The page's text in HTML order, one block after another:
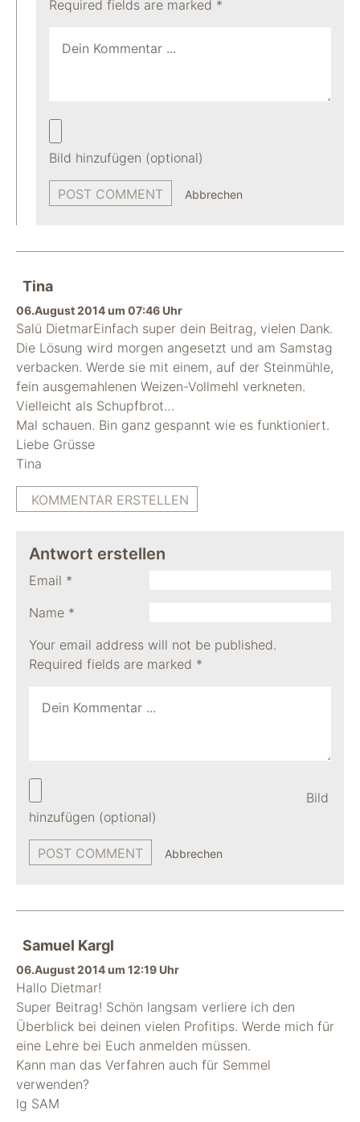
Required fields are marked *
Bild hinzufügen (optional)
Abbrechen
Tina
06.August 2014 um 07:46 Uhr
Salü DietmarEinfach super dein Beitrag, vielen Dank.
Die Lösung wird morgen angesetzt und am Samstag
verbacken. Werde sie mit einem, auf der Steinmühle,
fein ausgemahlenen Weizen-Vollmehl verkneten.
Vielleicht als Schupfbrot…
Mal schauen. Bin ganz gespannt wie es funktioniert.
Liebe Grüsse
Tina
KOMMENTAR ERSTELLEN
Antwort erstellen
Your email address will not be published.
Required fields are marked *
Name *
Email *
Bild
hinzufügen (optional)
Abbrechen
Samuel Kargl
06.August 2014 um 12:19 Uhr
Hallo Dietmar!
Super Beitrag! Schön langsam verliere ich den
Überblick bei deinen vielen Profitips. Werde mich für
eine Lehre bei Euch anmelden müssen.
Kann man das Verfahren auch für Semmel
verwenden?
lg SAM